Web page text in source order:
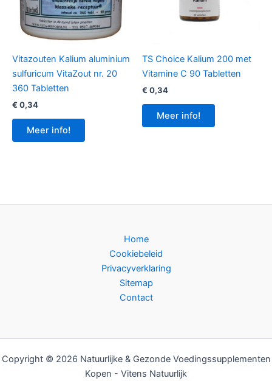
Vitazouten Kalium aluminium
sulfuricum VitaZout nr. 20
360 Tabletten
€ 0,34
Meer info!
TS Choice Kalium 200 met
Vitamine C 90 Tabletten
€ 0,34
Meer info!
Home
Cookiebeleid
Privacyverklaring
Sitemap
Contact
Copyright © 2026 Natuurlijke & Gezonde Voedingssupplementen
Kopen - Vitens Natuurlijk